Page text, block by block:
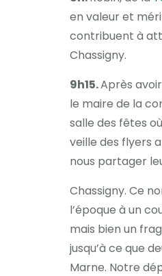
en valeur et
contribuent à
Chassigny.
9h15.Après
le maire de la
salle des fêtes
veille des flyers
nous partager
Chassigny. Ce
l’époque à un
mais bien un
jusqu’à ce que
Marne. Notre